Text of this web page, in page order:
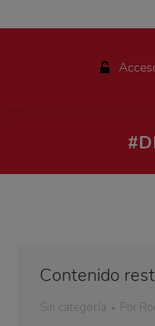
Contenido
Sin categoría Por